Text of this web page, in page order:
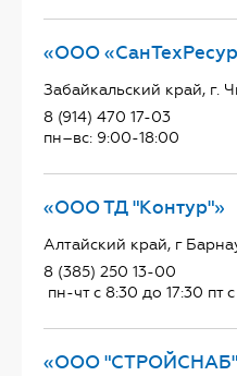
«ООО
Забайкальский край, г.
8 (914) 470 17-03
пн–вс: 9:00-18:00
«ООО ТД "Контур"»
Алтайский край, г
8 (385) 250 13-00
пн-чт с 8:30 до 17:30 пт
«ООО